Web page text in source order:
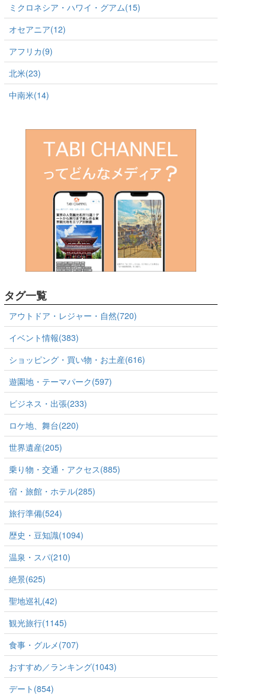
ミクロネシア・ハワイ・グアム(15)
オセアニア(12)
アフリカ(9)
北米(23)
中南米(14)
タグ一覧
アウトドア・レジャー・自然(720)
イベント情報(383)
ショッピング・買い物・お土産(616)
遊園地・テーマパーク(597)
ビジネス・出張(233)
ロケ地、舞台(220)
世界遺産(205)
乗り物・交通・アクセス(885)
宿・旅館・ホテル(285)
旅行準備(524)
歴史・豆知識(1094)
温泉・スパ(210)
絶景(625)
聖地巡礼(42)
観光旅行(1145)
食事・グルメ(707)
おすすめ／ランキング(1043)
デート(854)